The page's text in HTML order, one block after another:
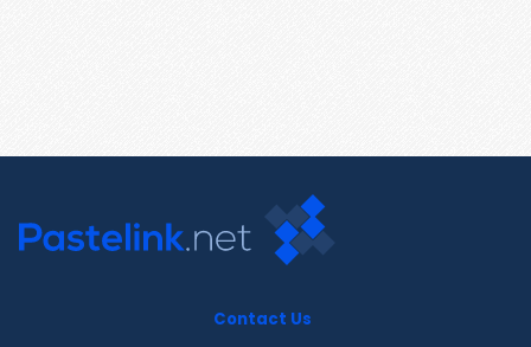
Contact Us